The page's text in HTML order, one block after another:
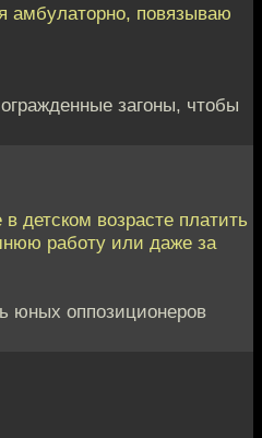
повязываю
загоны, чтобы
детском возрасте платить
работу или даже за
юных оппозиционеров